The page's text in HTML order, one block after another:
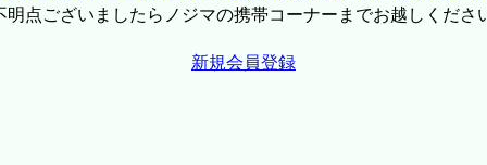
点ございましたらノジマの携帯コーナーまでお越しくださ
新規会員登録